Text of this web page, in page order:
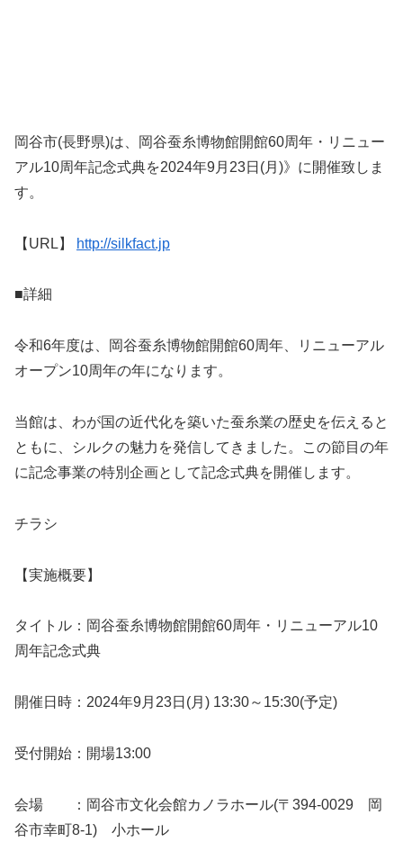
岡谷市(長野県)は、岡谷蚕糸博物館開館60周年・リニュー
アル10周年記念式典を2024年9月23日(月)》に開催致しま
す。
【URL】 http://silkfact.jp
■詳細
令和6年度は、岡谷蚕糸博物館開館60周年、リニューアル
オープン10周年の年になります。
当館は、わが国の近代化を築いた蚕糸業の歴史を伝えると
ともに、シルクの魅力を発信してきました。この節目の年
に記念事業の特別企画として記念式典を開催します。
チラシ
【実施概要】
タイトル：岡谷蚕糸博物館開館60周年・リニューアル10
周年記念式典
開催日時：2024年9月23日(月) 13:30～15:30(予定)
受付開始：開場13:00
会場 ：岡谷市文化会館カノラホール(〒394-0029 岡
谷市幸町8-1) 小ホール